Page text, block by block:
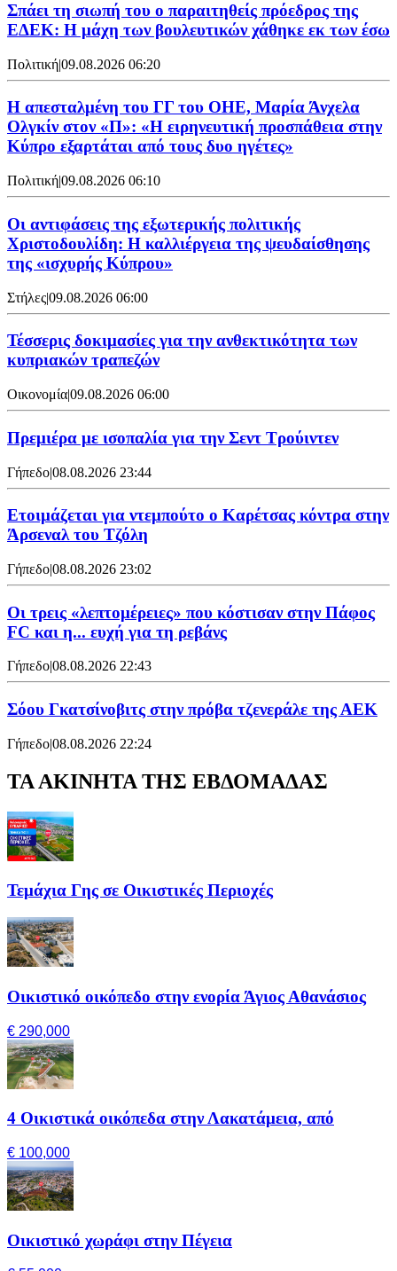
Σπάει τη σιωπή του ο παραιτηθείς πρόεδρος της
ΕΔΕΚ: Η μάχη των βουλευτικών χάθηκε εκ των έσω
Πολιτική|09.08.2026 06:20
Η απεσταλμένη του ΓΓ του ΟΗΕ, Μαρία Άνχελα
Ολγκίν στον «Π»: «Η ειρηνευτική προσπάθεια στην
Κύπρο εξαρτάται από τους δυο ηγέτες»
Πολιτική|09.08.2026 06:10
Οι αντιφάσεις της εξωτερικής πολιτικής
Χριστοδουλίδη: Η καλλιέργεια της ψευδαίσθησης
της «ισχυρής Κύπρου»
Στήλες|09.08.2026 06:00
Τέσσερις δοκιμασίες για την ανθεκτικότητα των
κυπριακών τραπεζών
Οικονομία|09.08.2026 06:00
Πρεμιέρα με ισοπαλία για την Σεντ Τρούιντεν
Γήπεδο|08.08.2026 23:44
Ετοιμάζεται για ντεμπούτο ο Καρέτσας κόντρα στην
Άρσεναλ του Τζόλη
Γήπεδο|08.08.2026 23:02
Οι τρεις «λεπτομέρειες» που κόστισαν στην Πάφος
FC και η... ευχή για τη ρεβάνς
Γήπεδο|08.08.2026 22:43
Σόου Γκατσίνοβιτς στην πρόβα τζενεράλε της ΑΕΚ
Γήπεδο|08.08.2026 22:24
ΤΑ ΑΚΙΝΗΤΑ ΤΗΣ ΕΒΔΟΜΑΔΑΣ
Τεμάχια Γης σε Οικιστικές Περιοχές
Οικιστικό οικόπεδο στην ενορία Άγιος Αθανάσιος
€ 290,000
4 Οικιστικά οικόπεδα στην Λακατάμεια, από
€ 100,000
Οικιστικό χωράφι στην Πέγεια